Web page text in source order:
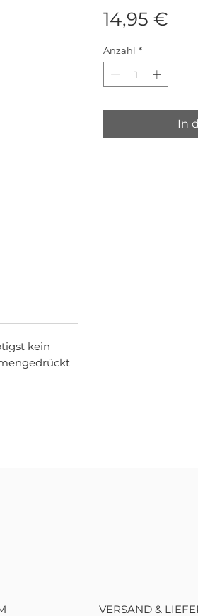
kein
14,95 €
Anzahl *
In
VERSAND &